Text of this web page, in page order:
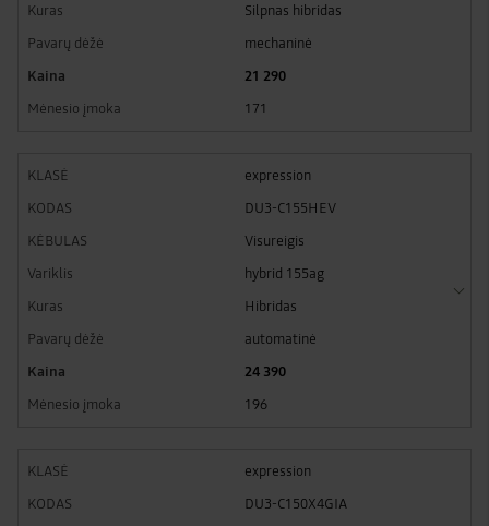
Silpnas hibridas
mechaninė
21 290
171
expression
DU3-C155HEV
Visureigis
hybrid 155ag
Hibridas
automatinė
24 390
196
expression
DU3-C150X4GIA